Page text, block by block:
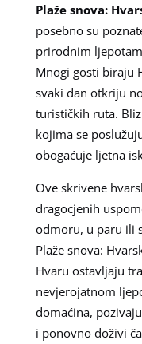
Plaže snova:
posebno su
prirodnim
Mnogi gosti biraju
svaki dan otkriju
turističkih ruta.
kojima se
obogaćuje ljetna
Ove skrivene
dragocjenih
odmoru, u paru ili
Plaže snova:
Hvaru ostavljaju
nevjerojatnom
domaćina,
i ponovno doživi